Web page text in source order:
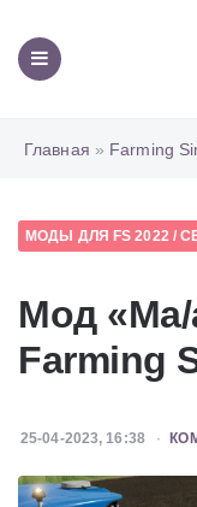
Главная » Farming
МОДЫ ДЛЯ FS 2022/
Мод
Farming
25-04-2023, 16:38